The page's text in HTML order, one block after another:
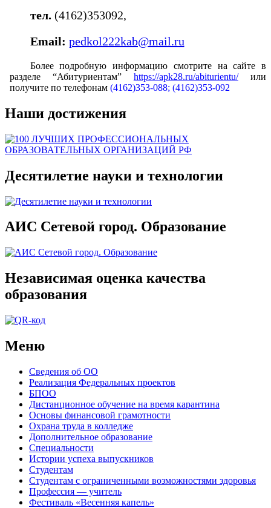
тел. (4162)353092,
Email: pedkol222kab@mail.ru
Более подробную информацию смотрите на сайте в
разделе “Абитуриентам”
https://apk28.ru/abiturientu/или
получите по телефонам (4162)353-088; (4162)353-092
Наши достижения
Десятилетие науки и технологии
АИС Сетевой город. Образование
Независимая оценка качества
образования
Меню
Сведения об ОО
Реализация Федеральных проектов
БПОО
Дистанционное обучение на время карантина
Основы финансовой грамотности
Охрана труда в колледже
Дополнительное образование
Специальности
Истории успеха выпускников
Студентам
Студентам с ограниченными возможностями здоровья
Профессия — учитель
Фестиваль «Весенняя капель»